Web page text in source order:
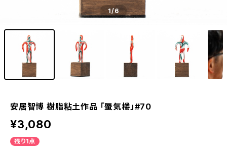
1/6
安居智博 樹脂粘土作品 「蜃気楼」#70
¥3,080
残り1点